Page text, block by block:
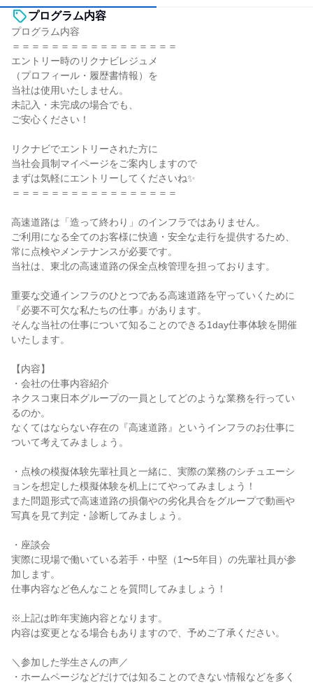
プログラム内容
プログラム内容
＝＝＝＝＝＝＝＝＝＝＝＝＝＝＝＝＝
エントリー時のリクナビレジュメ
（プロフィール・履歴書情報）を
当社は使用いたしません。
未記入・未完成の場合でも、
ご安心ください！
リクナビでエントリーされた方に
当社会員制マイページをご案内しますので
まずは気軽にエントリーしてくださいね✨
＝＝＝＝＝＝＝＝＝＝＝＝＝＝＝＝＝
高速道路は「造って終わり」のインフラではありません。
ご利用になる全てのお客様に快適・安全な走行を提供するため、
常に点検やメンテナンスが必要です。
当社は、東北の高速道路の保全点検管理を担っております。
重要な交通インフラのひとつである高速道路を守っていくために
『必要不可欠な私たちの仕事』があります。
そんな当社の仕事について知ることのできる1day仕事体験を開催
いたします。
【内容】
・会社の仕事内容紹介
ネクスコ東日本グループの一員としてどのような業務を行ってい
るのか。
なくてはならない存在の『高速道路』というインフラのお仕事に
ついて考えてみましょう。
・点検の模擬体験先輩社員と一緒に、実際の業務のシチュエーシ
ョンを想定した模擬体験を机上にてやってみましょう！
また問題形式で高速道路の損傷やの劣化具合をグループで動画や
写真を見て判定・診断してみましょう。
・座談会
実際に現場で働いている若手・中堅（1〜5年目）の先輩社員が参
加します。
仕事内容など色んなことを質問してみましょう！
※上記は昨年実施内容となります。
内容は変更となる場合もありますので、予めご了承ください。
＼参加した学生さんの声／
・ホームページなどだけでは知ることのできない情報などを多く